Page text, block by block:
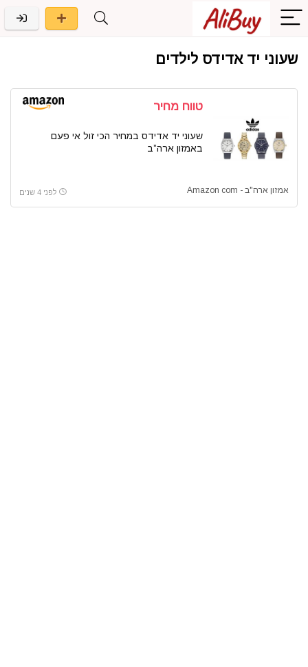
שעוני יד אדידס לילדים
טווח מחיר
שעוני יד אדידס במחיר הכי זול אי פעם
באמזון ארה”ב
אמזון ארה"ב - Amazon com לפני 4 שנים